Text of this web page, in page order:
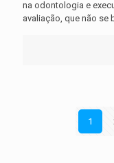
na odontologia e
avaliação, que não se
1